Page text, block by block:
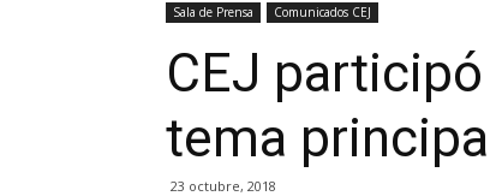
en
Sala de Prensa Comunicados CEJ
CEJ
tema
23 octubre, 2018